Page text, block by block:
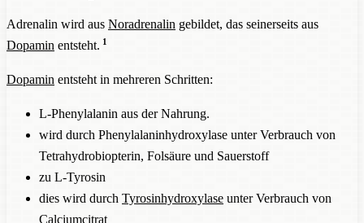
Adrenalin wird aus Noradrenalin gebildet, das seinerseits aus
Dopamin entsteht. 1
Dopamin entsteht in mehreren Schritten:
L-Phenylalanin aus der Nahrung.
wird durch Phenylalaninhydroxylase unter Verbrauch von
Tetrahydrobiopterin, Folsäure und Sauerstoff
zu L-Tyrosin
dies wird durch Tyrosinhydroxylase unter Verbrauch von
Calciumcitrat